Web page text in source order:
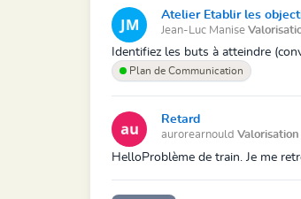
Atelier Etablir les
Jean-Luc Manise
Identifiez les buts à atteindre
Plan de Communication
Retard
aurorearnould
HelloProblème de train. Je me